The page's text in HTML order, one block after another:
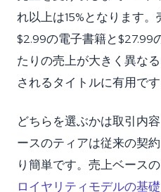
れ以上は15%となります。
$2.99の電子書籍と$27.99
たりの売上が大きく異な
されるタイトルに有用です
どちらを選ぶかは取引内
ースのティアは従来の契
り簡単です。売上ベースの
ロイヤリティモデルの基礎